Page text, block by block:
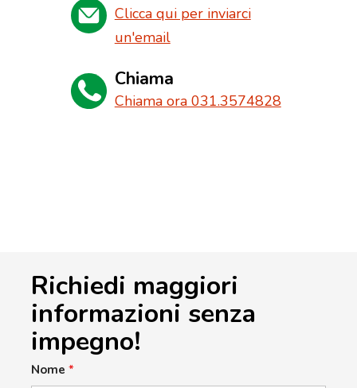
Clicca qui per inviarci
un'email
Chiama
Chiama ora 031.3574828
Richiedi maggiori
informazioni senza
impegno!
Nome *